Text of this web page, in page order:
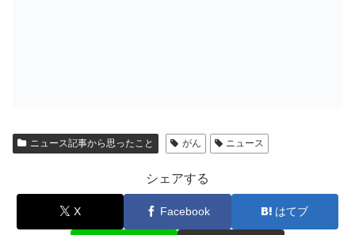
ニュース記事から思ったこと がん ニュース
シェアする
X Facebook はてブ